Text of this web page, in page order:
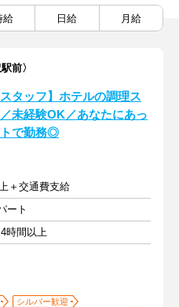
給 日給 月給
前〉
スタッフ】ホテルの調理ス
未経験OK／あなたにあっ
で勤務◎
＋交通費支給
ート
時間以上
シルバー歓迎